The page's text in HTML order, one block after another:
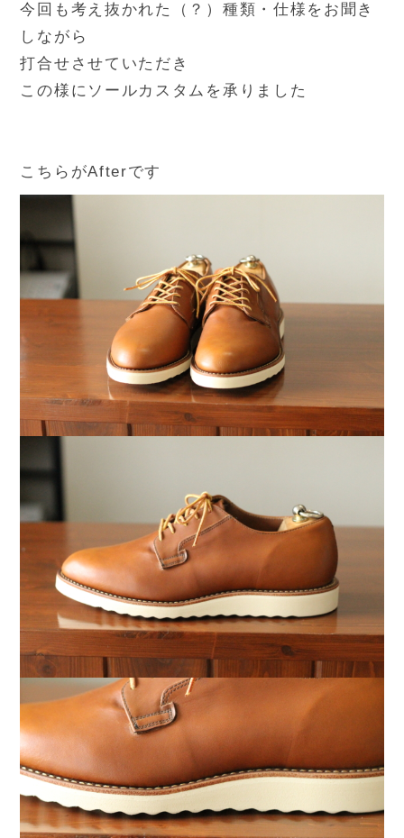
今回も考え抜かれた（？）種類・仕様をお聞き
しながら
打合せさせていただき
この様にソールカスタムを承りました
こちらがAfterです